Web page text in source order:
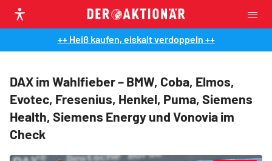
++ Heiß kaufen, eiskalt verdoppeln ++
DAX im Wahlfieber – BMW, Coba, Elmos,
Evotec, Fresenius, Henkel, Puma, Siemens
Health, Siemens Energy und Vonovia im
Check